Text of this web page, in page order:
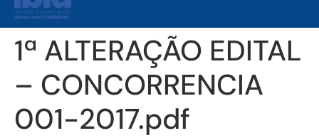
1ª ALTERAÇÃO EDITAL
– CONCORRENCIA
001-2017.pdf